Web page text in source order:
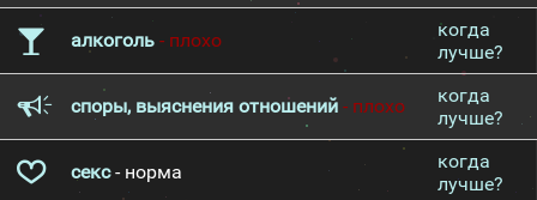
алкоголь - плохо
когда
лучше?
споры, выяснения отношений - плохо
когда
лучше?
секс- норма
когда
лучше?